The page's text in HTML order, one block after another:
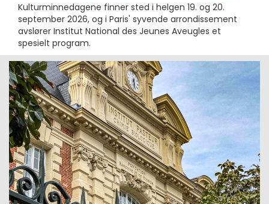
Kulturminnedagene finner sted i helgen 19. og 20.
september 2026, og i Paris' syvende arrondissement
avslører Institut National des Jeunes Aveugles et
spesielt program.